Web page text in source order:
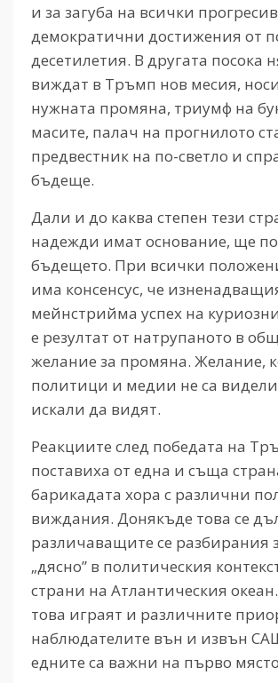
и за загуба на всички
демократични достижения от
десетилетия. В другата посока
виждат в Тръмп нов месия,
нужната промяна, триумф на
масите, палач на прогнилото
предвестник на по-светло и
бъдеще.
Дали и до каква степен тези
надежди имат основание, ще
бъдещето. При всички
има консенсус, че
мейнстрийма успех на
е резултат от натрупаното в
желание за промяна. Желание,
политици и медии не са
искали да видят.
Реакциите след победата на
поставиха от една и съща
барикадата хора с различни
виждания. Донякъде това се
различаващите се разбирания
„дясно” в политическия
страни на Атлантическия
това играят и различните
наблюдателите вън и извън
едните са важни на първо място